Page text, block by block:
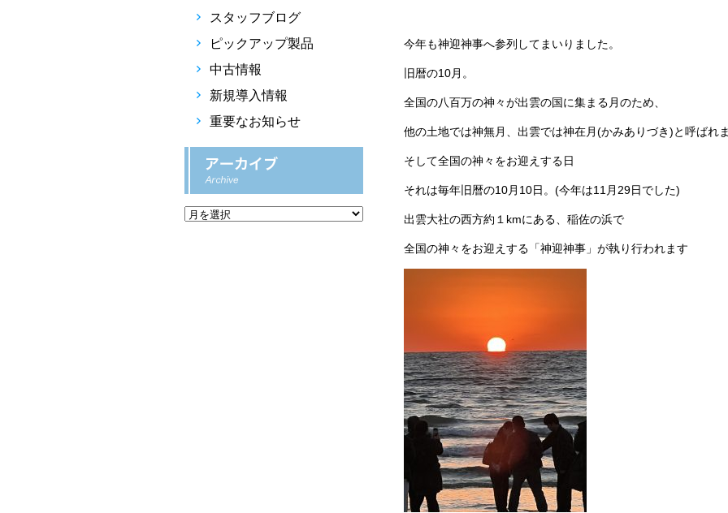
今年も神迎神事へ参列してまいりました。
旧暦の10月。
全国の八百万の神々が出雲の国に集まる月のため、
他の土地では神無月、出雲では神在月(かみありづき)と呼ばれ
そして全国の神々をお迎えする日
それは毎年旧暦の10月10日。(今年は11月29日でした)
出雲大社の西方約１kmにある、稲佐の浜で
全国の神々をお迎えする「神迎神事」が執り行われます
スタッフブログ
ピックアップ製品
中古情報
新規導入情報
重要なお知らせ